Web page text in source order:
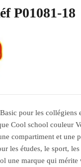
P01081-18
pour les collégiens
Cool school couleur
compartiment et une
les études, le sport,
une marque qui mérite